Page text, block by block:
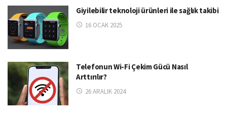
Giyilebilir teknoloji ürünleri ile sağlık takibi
16 OCAK 2025
Telefonun Wi-Fi Çekim Gücü Nasıl
Arttırılır?
26 ARALIK 2024